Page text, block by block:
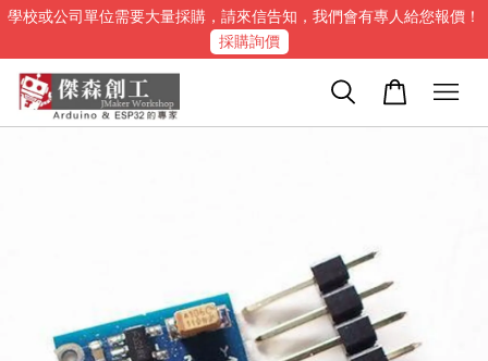
學校或公司單位需要大量採購，請來信告知，我們會有專人給您報價！
採購詢價